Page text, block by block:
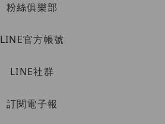
粉絲俱樂部
LINE官方帳號
LINE社群
訂閱電子報